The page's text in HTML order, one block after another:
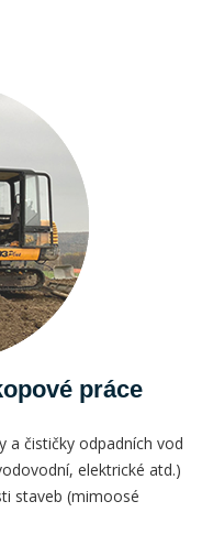
práce
a čističky odpadních vod
elektrické atd.)
staveb (mimoosé